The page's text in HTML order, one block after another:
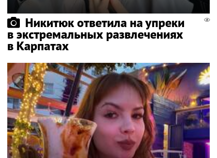
Никитюк ответила на упреки
в экстремальных развлечениях
в Карпатах